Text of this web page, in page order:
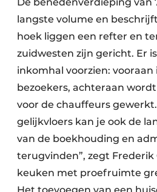
langste volume en
hoek liggen een refter en
zuidwesten zijn gericht. Er
inkomhal voorzien: vooraan
bezoekers, achteraan
voor de chauffeurs
gelijkvloers kan je ook de
van de boekhouding en
terugvinden”, zegt Frederik
keuken met proefruimte